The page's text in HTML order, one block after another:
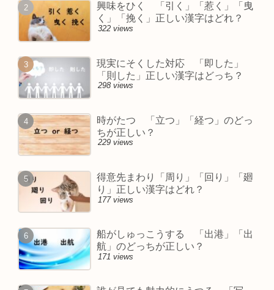
興味をひく 「引く」「惹く」「曳
く」「挽く」正しい漢字はどれ？
322 views
現実にそくした対応 「即した」
「則した」正しい漢字はどっち？
298 views
時がたつ 「立つ」「経つ」のどっ
ちが正しい？
229 views
得意先まわり「周り」「回り」「廻
り」正しい漢字はどれ？
177 views
船がしゅっこうする 「出港」「出
航」のどっちが正しい？
171 views